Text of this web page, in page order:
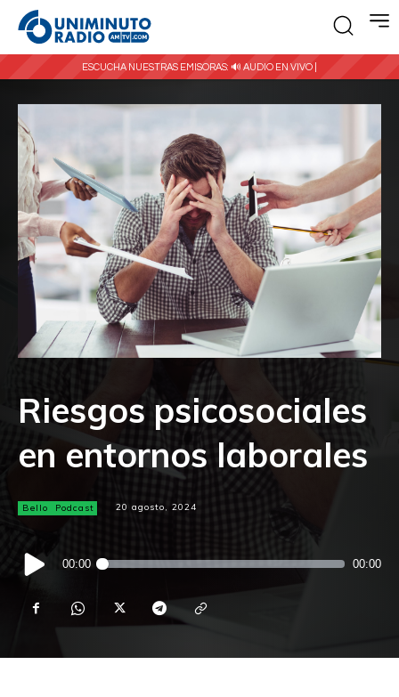
ESCUCHA NUESTRAS EMISORAS: 🔊 AUDIO EN VIVO |
Riesgos psicosociales
en entornos laborales
Bello Podcast 20 agosto, 2024
Reproductor
de
00:00 00:00